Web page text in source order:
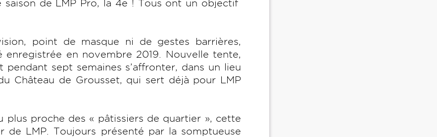
de LMP Pro, la 4e ! Tous ont un objectif
point de masque ni de gestes barrières,
enregistrée en novembre 2019. Nouvelle tente,
sept semaines s’affronter, dans un lieu
Château de Grousset, qui sert déjà pour LMP
plus proche des « pâtissiers de quartier », cette
LMP. Toujours présenté par la somptueuse